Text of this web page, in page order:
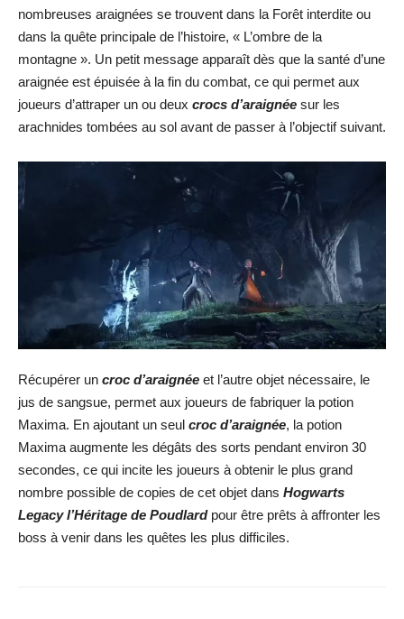
nombreuses araignées se trouvent dans la Forêt interdite ou
dans la quête principale de l’histoire, « L’ombre de la
montagne ». Un petit message apparaît dès que la santé d’une
araignée est épuisée à la fin du combat, ce qui permet aux
joueurs d’attraper un ou deux crocs d’araignée sur les
arachnides tombées au sol avant de passer à l’objectif suivant.
Récupérer un croc d’araignée et l’autre objet nécessaire, le
jus de sangsue, permet aux joueurs de fabriquer la potion
Maxima. En ajoutant un seul croc d’araignée, la potion
Maxima augmente les dégâts des sorts pendant environ 30
secondes, ce qui incite les joueurs à obtenir le plus grand
nombre possible de copies de cet objet dans Hogwarts
Legacy l’Héritage de Poudlardpour être prêts à affronter les
boss à venir dans les quêtes les plus difficiles.